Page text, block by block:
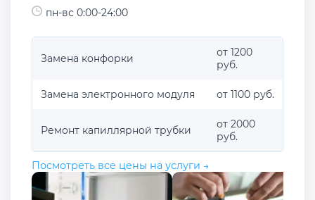
пн-вс 0:00-24:00
Замена конфорки
от 1200
руб.
Замена электронного модуля от 1100 руб.
Ремонт капиллярной трубки
от 2000
руб.
Посмотреть все цены на услуги →